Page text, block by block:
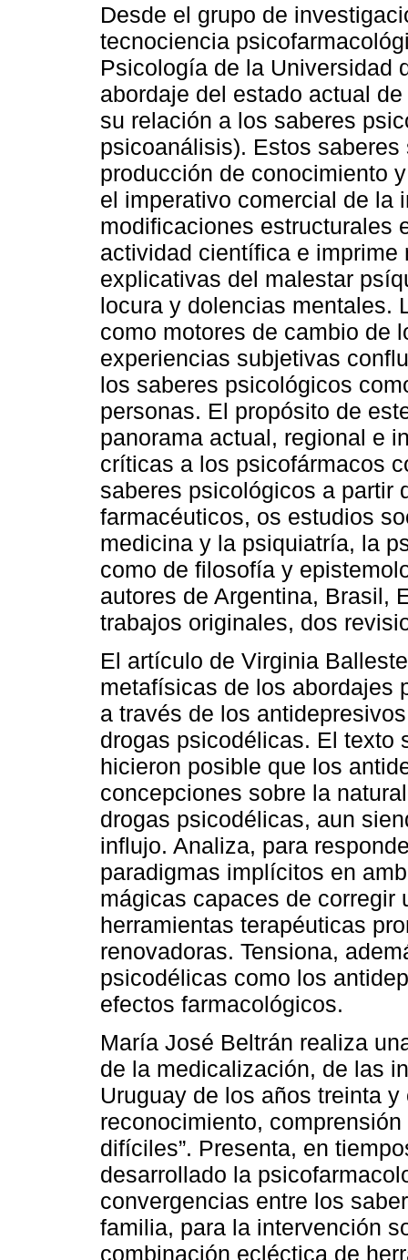
Desde el grupo de
tecnociencia
Psicología de la Universidad
abordaje del estado actual
su relación a los saberes
psicoanálisis). Estos
producción de conocimiento
el imperativo comercial de la
modificaciones estructurales
actividad científica e
explicativas del malestar
locura y dolencias mentales.
como motores de cambio de
experiencias subjetivas
los saberes psicológicos
personas. El propósito de
panorama actual, regional e
críticas a los psicofármacos
saberes psicológicos a partir
farmacéuticos, os estudios
medicina y la psiquiatría, la
como de filosofía y
autores de Argentina, Brasil,
trabajos originales, dos
El artículo de Virginia
metafísicas de los abordajes
a través de los
drogas psicodélicas. El texto
hicieron posible que los
concepciones sobre la
drogas psicodélicas, aun
influjo. Analiza, para
paradigmas implícitos en
mágicas capaces de
herramientas terapéuticas
renovadoras. Tensiona,
psicodélicas como los
efectos farmacológicos.
María José Beltrán realiza
de la medicalización, de las
Uruguay de los años treinta
reconocimiento,
difíciles”. Presenta, en
desarrollado la
convergencias entre los
familia, para la intervención
combinación ecléctica de